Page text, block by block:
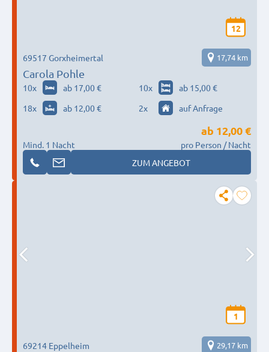
12
Carola Pohle
69517 Gorxheimertal 17,74 km
10x ab 17,00 € 10x
ab 15,00 €
18x ab 12,00 € 2x auf Anfrage
Mind. 1 Nacht
ab 12,00 €
pro Person / Nacht
ZUM ANGEBOT
1
69214 Eppelheim 29,17 km